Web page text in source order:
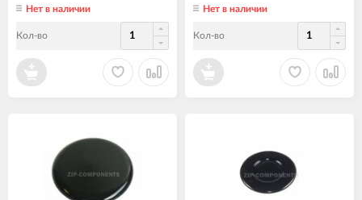
Нет в наличии
Кол-во
Нет в наличии
Кол-во